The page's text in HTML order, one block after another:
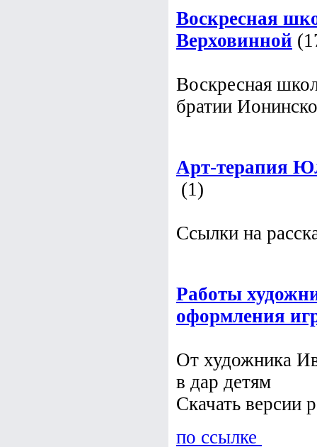
Воскресная
Верховинной
Воскресная
Арт-терапия
(1)
Работы
оформления
От художника
в дар детям
Скачать версии